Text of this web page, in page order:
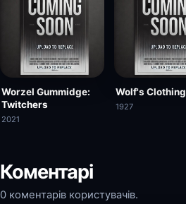
Worzel Gummidge:
Twitchers
2021
Wolf's Clothing
1927
Коментарі
0 коментарів користувачів.